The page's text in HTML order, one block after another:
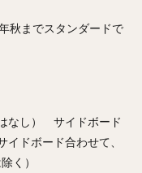
秋までスタンダードで
なし） サイドボード
ドボード合わせて、
く）